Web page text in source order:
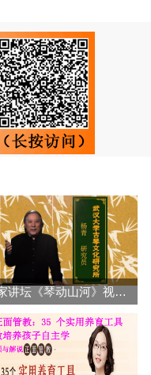
百家讲坛《琴动山河》视频和音频全集百度网盘下载